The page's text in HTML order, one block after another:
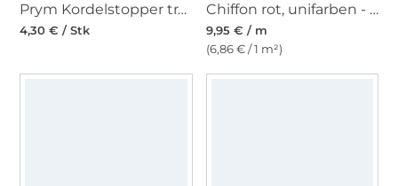
Prym Kordelstopper transparent, groß
4,30 € / Stk
Chiffon rot, unifarben - Hochzeitsstoff
9,95 € / m
(6,86 € / 1 m²)